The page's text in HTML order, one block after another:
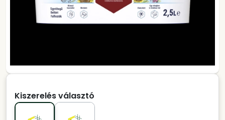
Kiszerelés választó